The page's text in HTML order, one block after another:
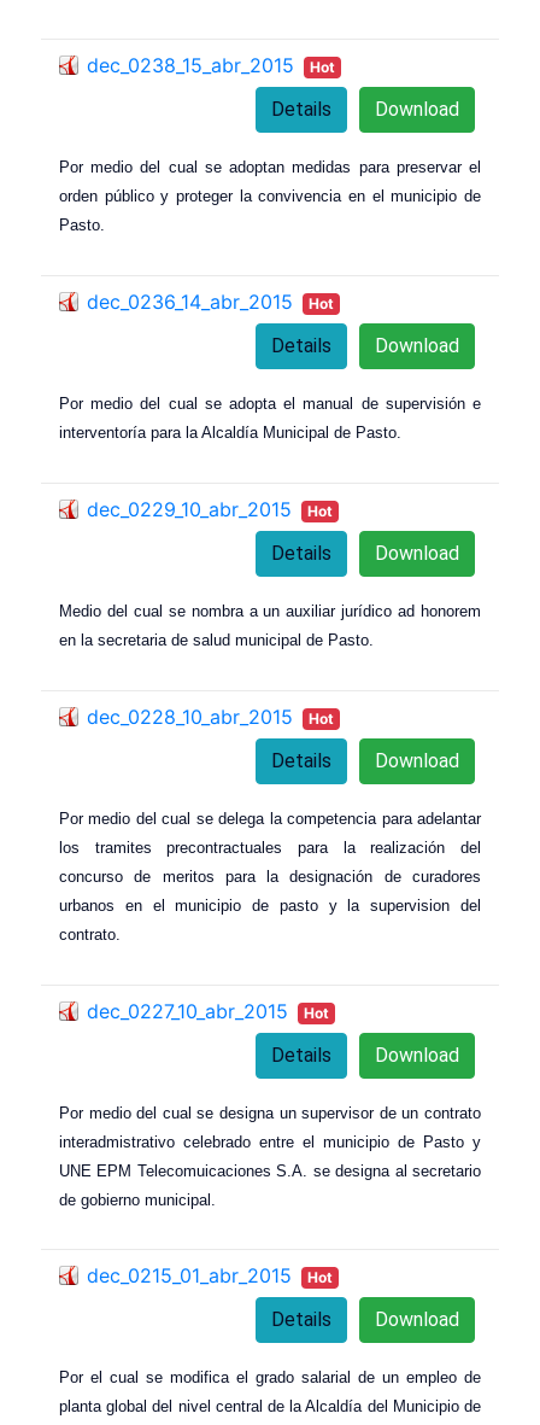
dec_0238_15_abr_2015 Hot
Download
Details
Por medio del cual se adoptan medidas para preservar el
orden público y proteger la convivencia en el municipio de
Pasto.
dec_0236_14_abr_2015 Hot
Download
Details
Por medio del cual se adopta el manual de supervisión e
interventoría para la Alcaldía Municipal de Pasto.
dec_0229_10_abr_2015 Hot
Download
Details
Medio del cual se nombra a un auxiliar jurídico ad honorem
en la secretaria de salud municipal de Pasto.
dec_0228_10_abr_2015 Hot
Download
Details
Por medio del cual se delega la competencia para adelantar
los tramites precontractuales para la realización del
concurso de meritos para la designación de curadores
urbanos en el municipio de pasto y la supervision del
contrato.
dec_0227_10_abr_2015 Hot
Download
Details
Por medio del cual se designa un supervisor de un contrato
interadmistrativo celebrado entre el municipio de Pasto y
UNE EPM Telecomuicaciones S.A. se designa al secretario
de gobierno municipal.
dec_0215_01_abr_2015 Hot
Download
Details
Por el cual se modifica el grado salarial de un empleo de
planta global del nivel central de la Alcaldía del Municipio de